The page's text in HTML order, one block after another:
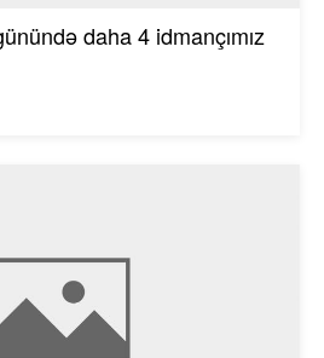
daha 4 idmançımız